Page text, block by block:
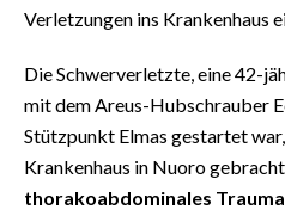
Verletzungen ins Krankenhaus
Die Schwerverletzte, eine 42-
mit dem Areus-Hubschrauber
Stützpunkt Elmas gestartet
Krankenhaus in Nuoro gebracht.
thorakoabdominales